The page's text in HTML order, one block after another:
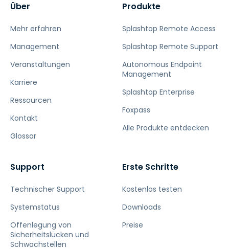
Über
Mehr erfahren
Management
Veranstaltungen
Karriere
Ressourcen
Kontakt
Glossar
Produkte
Splashtop Remote Access
Splashtop Remote Support
Autonomous Endpoint
Management
Splashtop Enterprise
Foxpass
Alle Produkte entdecken
Support
Technischer Support
Systemstatus
Offenlegung von
Sicherheitslücken und
Schwachstellen
Erste Schritte
Kostenlos testen
Downloads
Preise